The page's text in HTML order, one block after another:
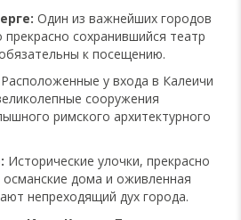
Один из важнейших городов
сохранившийся театр
к посещению.
Расположенные у входа в Калеичи
сооружения
римского архитектурного
Исторические улочки, прекрасно
дома и оживленная
непреходящий дух города.